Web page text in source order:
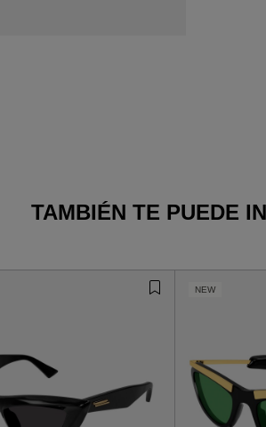
TAMBIÉN TE PUEDE
NEW